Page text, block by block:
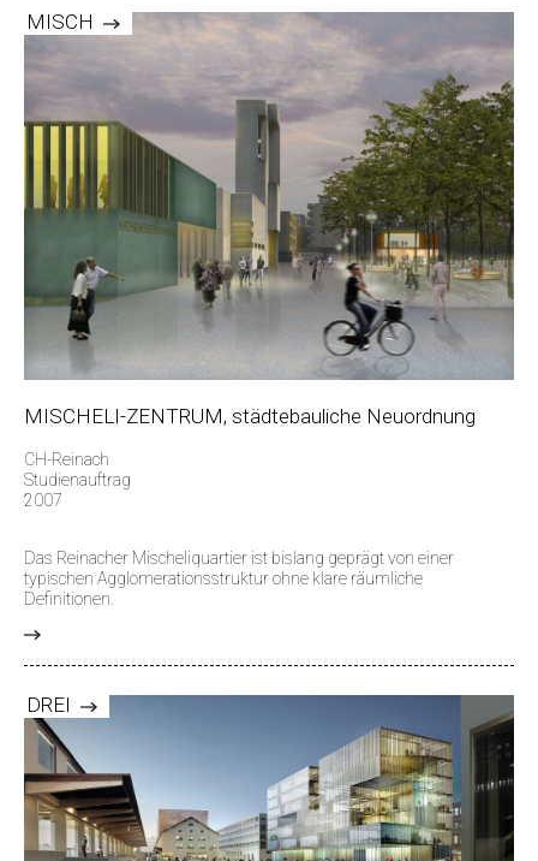
MISCH
MISCHELI-ZENTRUM, städtebauliche Neuordnung
CH-Reinach
Studienauftrag
2007
Das Reinacher Mischeliquartier ist bislang geprägt von einer
typischen Agglomerationsstruktur ohne klare räumliche
Definitionen.
DREI